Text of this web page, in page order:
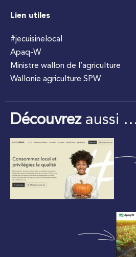
Lien utiles
#jecuisinelocal
Apaq-W
Ministre wallon de l’agriculture
Wallonie agriculture SPW
Découvrezaussi